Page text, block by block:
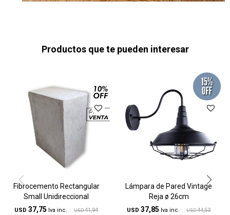
Productos que te pueden interesar
Fibrocemento Rectangular
Small Unidireccional
USD 37,75 USD 41,94
Lámpara de Pared Vintage
Reja ø 26cm
USD 37,85 USD 44,53